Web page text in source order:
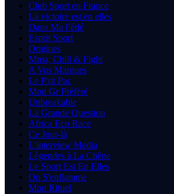
Club Sport en France
La victoire est en elles
Dans Ma Fédé
Esprit Sport
Origines
Mma, Chill & Fight
A Vos Marques
Le P'tit Pac
Mon Gr Préféré
Unbreakable
La Grande Question
Africa Eco Race
Ce Jour-là
L'interview Media
Légendes à La Chêne
Le Sport Est En Elles
On S'enflamme
Mon Rituel